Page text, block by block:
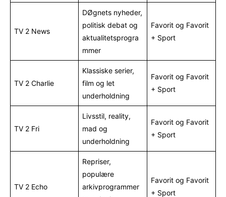
TV 2 News
DØgnets nyheder,
politisk debat og
aktualitetsprogra
mmer
Favorit og Favorit
+ Sport
TV 2 Charlie
Klassiske serier,
film og let
underholdning
Favorit og Favorit
+ Sport
TV 2 Fri
Livsstil, reality,
mad og
underholdning
Favorit og Favorit
+ Sport
TV 2 Echo
Repriser,
populære
arkivprogrammer
Favorit og Favorit
+ Sport